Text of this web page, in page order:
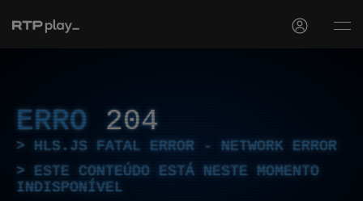
ERRO 204
HLS.JS FATAL ERROR - NETWORK ERROR
ESTE CONTEÚDO ESTÁ NESTE MOMENTO
INDISPONÍVEL